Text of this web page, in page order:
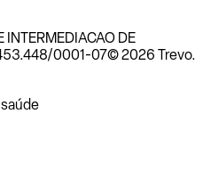
INTERMEDIACAO DE
0001-07© 2026 Trevo.